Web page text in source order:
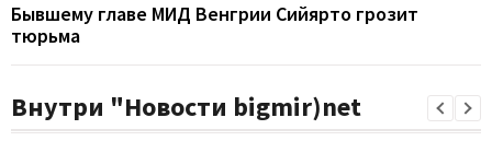
Бывшему главе МИД Венгрии Сийярто грозит
тюрьма
Внутри "Новости bigmir)net